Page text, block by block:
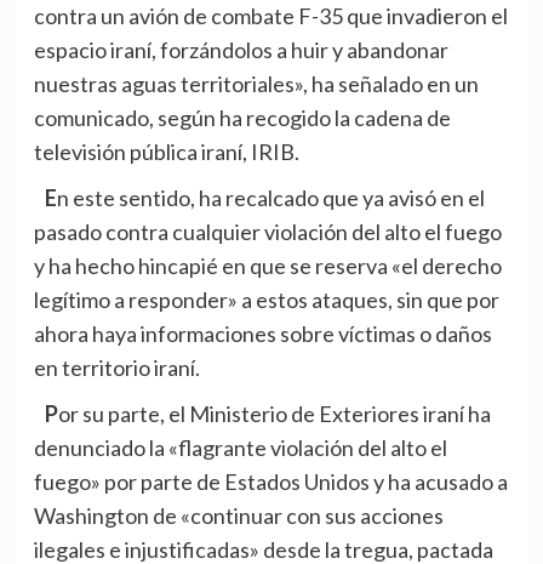
contra un avión de combate F-35 que invadieron el
espacio iraní, forzándolos a huir y abandonar
nuestras aguas territoriales», ha señalado en un
comunicado, según ha recogido la cadena de
televisión pública iraní, IRIB.
En este sentido, ha recalcado que ya avisó en el
pasado contra cualquier violación del alto el fuego
y ha hecho hincapié en que se reserva «el derecho
legítimo a responder» a estos ataques, sin que por
ahora haya informaciones sobre víctimas o daños
en territorio iraní.
Por su parte, el Ministerio de Exteriores iraní ha
denunciado la «flagrante violación del alto el
fuego» por parte de Estados Unidos y ha acusado a
Washington de «continuar con sus acciones
ilegales e injustificadas» desde la tregua, pactada